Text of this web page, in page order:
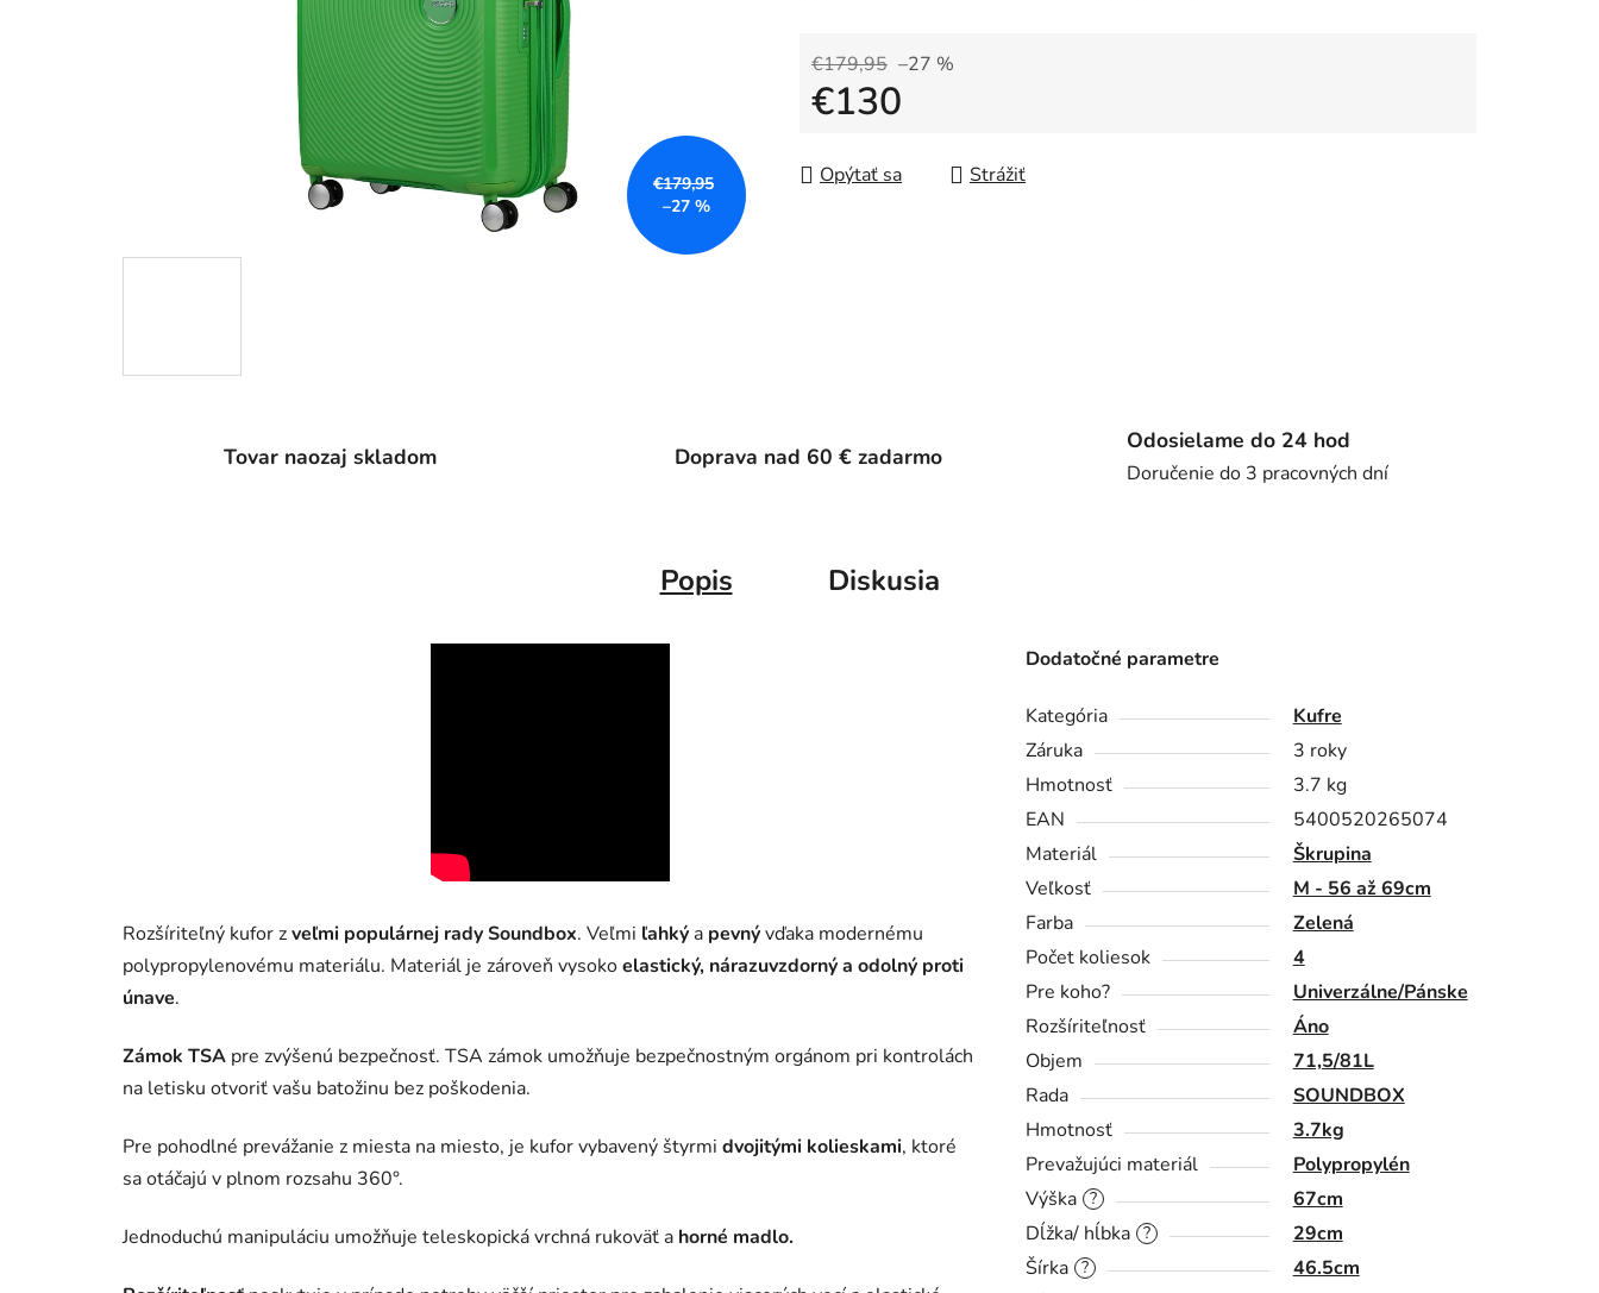
€179,95 –27 %
€130
Opýtať sa
Strážiť
€179,95
–27 %
Tovar naozaj skladom Doprava nad 60 € zadarmo
Odosielame do 24 hod
Doručenie do 3 pracovných dní
Popis Diskusia
Rozšíriteľný kufor zveľmi populárnej rady Soundbox. Veľmi ľahký a pevnývďaka modernému
polypropylenovému materiálu. Materiál je zároveň vysokoelastický, nárazuvzdorný a odolný proti
únave.
Zámok TSA pre zvýšenú bezpečnosť. TSA zámok umožňuje bezpečnostným orgánom pri kontrolách
na letisku otvoriť vašu batožinu bez poškodenia.
Pre pohodlné prevážanie z miesta na miesto, je kufor vybavený štyrmi dvojitými kolieskami, ktoré
sa otáčajú v plnom rozsahu 360°.
Jednoduchú manipuláciu umožňuje teleskopická vrchná rukoväť a horné madlo.
Dodatočné parametre
Kategória
Kufre
Záruka
3 roky
Hmotnosť
3.7 kg
EAN
5400520265074
Materiál
Škrupina
Veľkosť
M - 56 až 69cm
Farba
Zelená
Počet koliesok
4
Pre koho?
Univerzálne/Pánske
Rozšíriteľnosť
Áno
Objem
71,5/81L
Rada
SOUNDBOX
Hmotnosť
3.7kg
Prevažujúci materiál
Polypropylén
?
Výška 67cm
?
Dĺžka/ hĺbka 29cm
?
Šírka
46.5cm